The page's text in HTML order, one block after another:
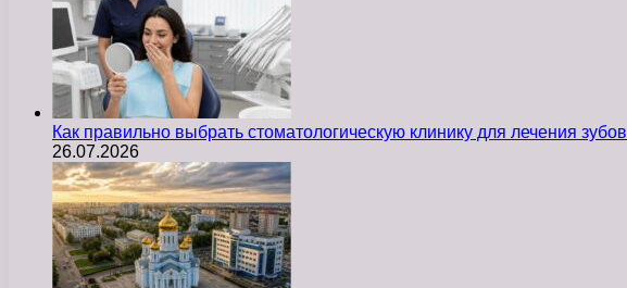
Как правильно выбрать стоматологическую клинику для лечения зубов
26.07.2026